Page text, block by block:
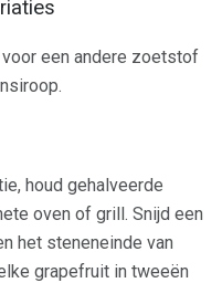
een andere zoetstof
houd gehalveerde
oven of grill. Snijd een
het steneneinde van
grapefruit in tweeën